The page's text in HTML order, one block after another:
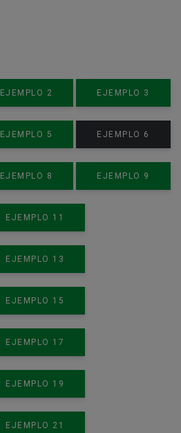
EJEMPLO 2 EJEMPLO 3
EJEMPLO 5 EJEMPLO 6
EJEMPLO 8 EJEMPLO 9
EJEMPLO 11
EJEMPLO 13
EJEMPLO 15
EJEMPLO 17
EJEMPLO 19
EJEMPLO 21